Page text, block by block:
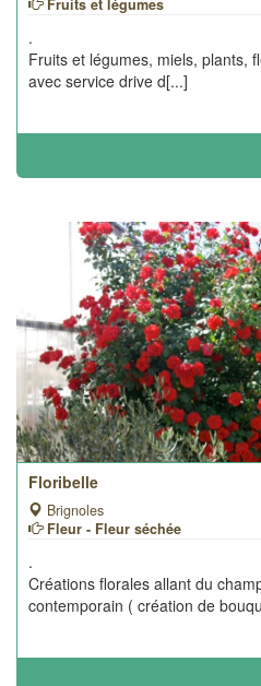
Fruits et légumes
.
Fruits et légumes, miels, plants,
avec service drive d[...]
Floribelle
Brignoles
Fleur - Fleur séchée
.
Créations florales allant du
contemporain ( création de